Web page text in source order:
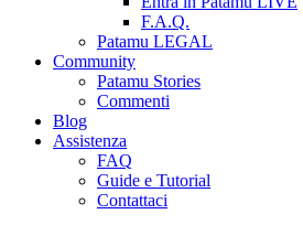
F.A.Q.
Patamu LEGAL
Community
Patamu Stories
Commenti
Blog
Assistenza
FAQ
Guide e Tutorial
Contattaci